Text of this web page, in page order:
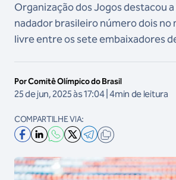
Organização dos Jogos destacou
nadador brasileiro número dois no
livre entre os sete embaixadores
Por Comitê Olímpico do Brasil
25 de jun, 2025 às 17:04 | 4min de leitura
COMPARTILHE VIA: